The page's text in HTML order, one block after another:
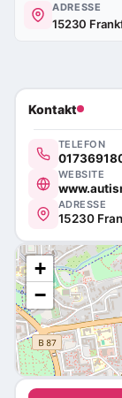
ADRESSE
15230
Kontakt
TELEFON
WEBSITE
ADRESSE
15230
+
−